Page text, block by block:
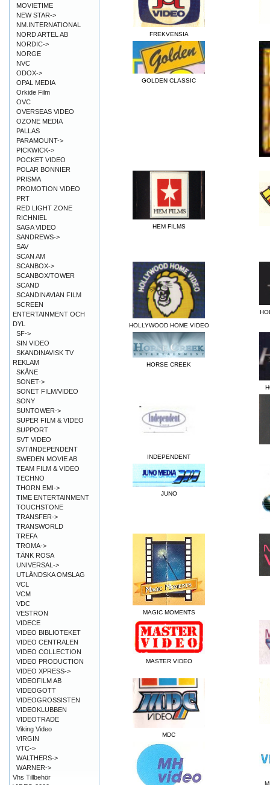
FREKVENSIA
GOLDEN CLASSIC
HEM FILMS
HOLLYWOOD HOME VIDEO
HORSE CREEK
INDEPENDENT
JUNO
MAGIC MOMENTS
MASTER VIDEO
MDC
MOVIETIME
NEW STAR->
NM.INTERNATIONAL
NORD ARTEL AB
NORDIC->
NORGE
NVC
ODOX->
OPAL MEDIA
Orkide Film
OVC
OVERSEAS VIDEO
OZONE MEDIA
PALLAS
PARAMOUNT->
PICKWICK->
POCKET VIDEO
POLAR BONNIER
PRISMA
PROMOTION VIDEO
PRT
RED LIGHT ZONE
RICHNIEL
SAGA VIDEO
SANDREWS->
SAV
SCAN AM
SCANBOX->
SCANBOX/TOWER
SCAND
SCANDINAVIAN FILM
SCREEN
ENTERTAINMENT OCH
DYL
SF->
SIN VIDEO
SKANDINAVISK TV
REKLAM
SKÅNE
SONET->
SONET FILM/VIDEO
SONY
SUNTOWER->
SUPER FILM & VIDEO
SUPPORT
SVT VIDEO
SVT/INDEPENDENT
SWEDEN MOVIE AB
TEAM FILM & VIDEO
TECHNO
THORN EMI->
TIME ENTERTAINMENT
TOUCHSTONE
TRANSFER->
TRANSWORLD
TREFA
TROMA->
TÄNK ROSA
UNIVERSAL->
UTLÄNDSKA OMSLAG
VCL
VCM
VDC
VESTRON
VIDECE
VIDEO BIBLIOTEKET
VIDEO CENTRALEN
VIDEO COLLECTION
VIDEO PRODUCTION
VIDEO XPRESS->
VIDEOFILM AB
VIDEOGOTT
VIDEOGROSSISTEN
VIDEOKLUBBEN
VIDEOTRADE
Viking Video
VIRGIN
VTC->
WALTHERS->
WARNER->
Vhs Tillbehör